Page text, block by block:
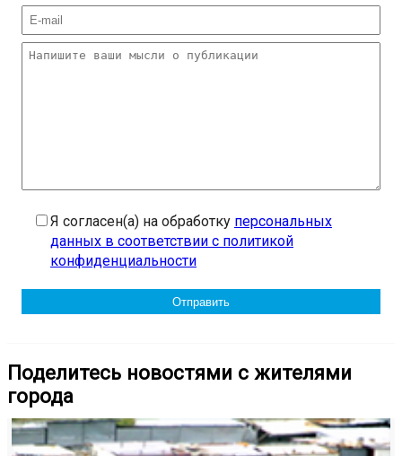
Я согласен(а) на обработку персональных
данных в соответствии с политикой
конфиденциальности
Поделитесь новостями с жителями
города